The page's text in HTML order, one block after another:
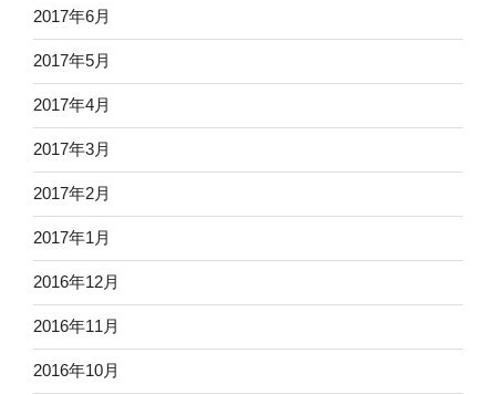
2017年6月
2017年5月
2017年4月
2017年3月
2017年2月
2017年1月
2016年12月
2016年11月
2016年10月